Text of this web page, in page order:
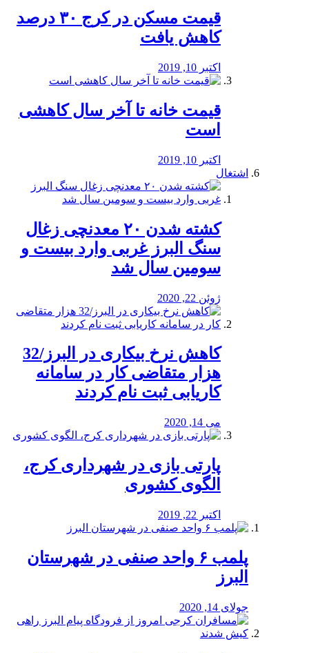
️قیمت مسکن در کرج ۳۰ درصد
کاهش یافت
اکتبر 10, 2019
قیمت خانه تا آخر سال کاهشی
است
اکتبر 10, 2019
اشتغال
کشته شدن ۲۰ معدنچی زغال
سنگ البرز غربی وارد بیست و
سومین سال شد
ژوئن 22, 2020
کاهش نرخ بیکاری در البرز/32
هزار متقاضی کار در سامانه
کاریابی ثبت نام کردند
می 14, 2020
پارتی بازی در شهرداری کرج،
الگوی کشوری
اکتبر 22, 2019
پلمب ۶ واحد صنفی در شهرستان
البرز
جولای 14, 2020